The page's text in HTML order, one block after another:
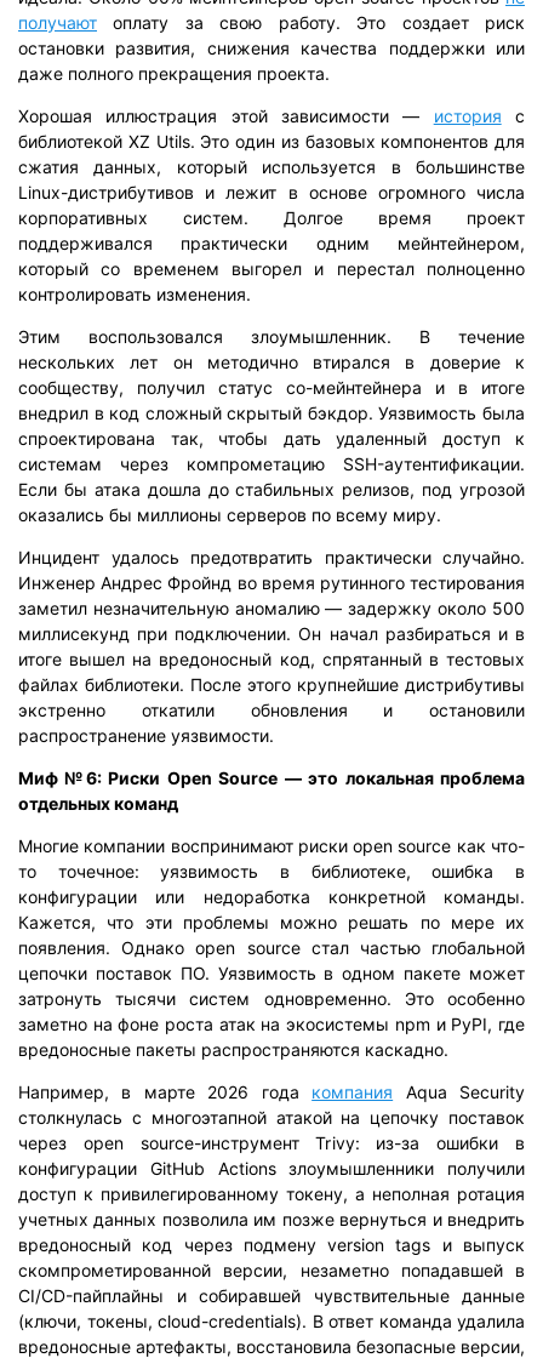
получают оплату за свою работу. Это создает риск
остановки развития, снижения качества поддержки или
даже полного прекращения проекта.
Хорошая иллюстрация этой зависимости — история с
библиотекой XZ Utils. Это один из базовых компонентов для
сжатия данных, который используется в большинстве
Linux-дистрибутивов и лежит в основе огромного числа
корпоративных систем. Долгое время проект
поддерживался практически одним мейнтейнером,
который со временем выгорел и перестал полноценно
контролировать изменения.
Этим воспользовался злоумышленник. В течение
нескольких лет он методично втирался в доверие к
сообществу, получил статус со-мейнтейнера и в итоге
внедрил в код сложный скрытый бэкдор. Уязвимость была
спроектирована так, чтобы дать удаленный доступ к
системам через компрометацию SSH-аутентификации.
Если бы атака дошла до стабильных релизов, под угрозой
оказались бы миллионы серверов по всему миру.
Инцидент удалось предотвратить практически случайно.
Инженер Андрес Фройнд во время рутинного тестирования
заметил незначительную аномалию — задержку около 500
миллисекунд при подключении. Он начал разбираться и в
итоге вышел на вредоносный код, спрятанный в тестовых
файлах библиотеки. После этого крупнейшие дистрибутивы
экстренно откатили обновления и остановили
распространение уязвимости.
Миф №6: Риски Open Source — это локальная проблема
отдельных команд
Многие компании воспринимают риски open source как что-
то точечное: уязвимость в библиотеке, ошибка в
конфигурации или недоработка конкретной команды.
Кажется, что эти проблемы можно решать по мере их
появления. Однако open source стал частью глобальной
цепочки поставок ПО. Уязвимость в одном пакете может
затронуть тысячи систем одновременно. Это особенно
заметно на фоне роста атак на экосистемы npm и PyPI, где
вредоносные пакеты распространяются каскадно.
Например, в марте 2026 года компания Aqua Security
столкнулась с многоэтапной атакой на цепочку поставок
через open source-инструмент Trivy: из-за ошибки в
конфигурации GitHub Actions злоумышленники получили
доступ к привилегированному токену, а неполная ротация
учетных данных позволила им позже вернуться и внедрить
вредоносный код через подмену version tags и выпуск
скомпрометированной версии, незаметно попадавшей в
CI/CD-пайплайны и собиравшей чувствительные данные
(ключи, токены, cloud-credentials). В ответ команда удалила
вредоносные артефакты, восстановила безопасные версии,